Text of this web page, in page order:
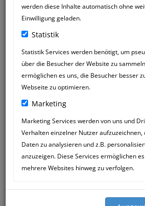
werden diese Inhalte automatisch ohne
Einwilligung geladen.
Statistik
Statistik Services werden benötigt, um
über die Besucher der Website zu
ermöglichen es uns, die Besucher besser
Webseite zu optimieren.
Marketing
Marketing Services werden von uns und
Verhalten einzelner Nutzer
Daten zu analysieren und z.B.
anzuzeigen. Diese Services ermöglichen
mehrere Websites hinweg zu verfolgen.
Liebes Mössner-
seit nunmehr 12
unsere Schäferhündin
Ihrer „Wehwehchen“.
Jetzt ist es mal an der
verständnisvolle und